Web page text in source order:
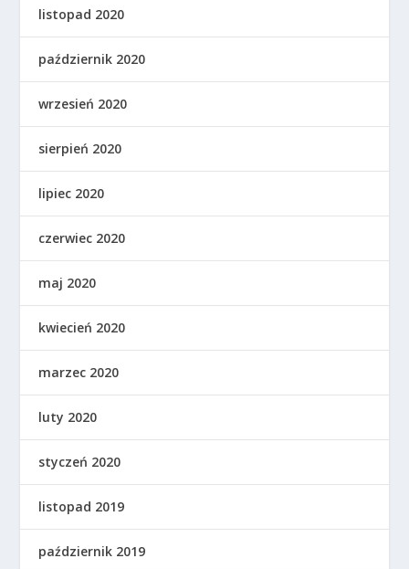
listopad 2020
październik 2020
wrzesień 2020
sierpień 2020
lipiec 2020
czerwiec 2020
maj 2020
kwiecień 2020
marzec 2020
luty 2020
styczeń 2020
listopad 2019
październik 2019